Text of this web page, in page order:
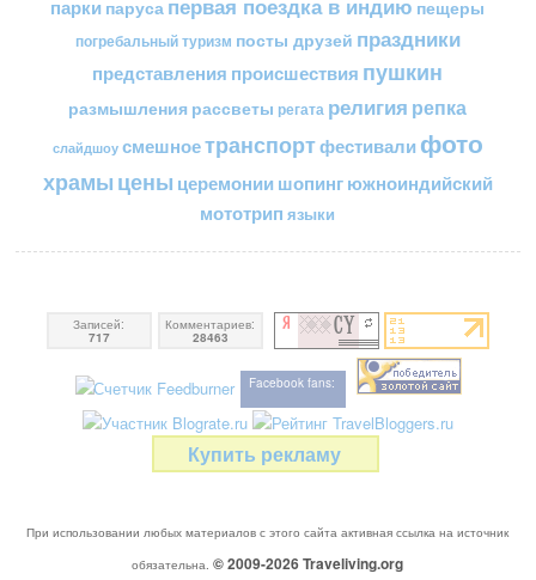
парки паруса первая поездка в индию пещеры
погребальный туризм посты друзей праздники
представления происшествия пушкин
размышления рассветы регата религия репка
слайдшоу смешноетранспортфестивали фото
храмы цены церемонии шопингюжноиндийский
мототрип языки
Записей:
717
Комментариев:
28463
Facebook fans:
Купить рекламу
При использовании любых материалов с этого сайта активная ссылка на источник
обязательна. © 2009-2026Traveliving.org